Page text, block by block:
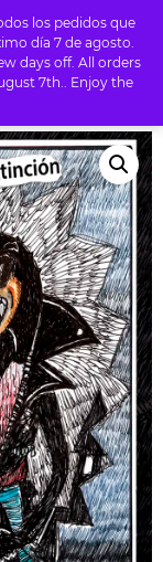
los pedidos que
día 7 de agosto.
days off. All orders
7th.. Enjoy the
EN EXTINCION